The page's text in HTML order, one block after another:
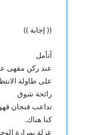
(( إجابة ))
أتأمل
عند ركن مقهى
على طاولة
رائحة شوق
تداعب فنجان
كنا هناك.
عزلة بمرارة